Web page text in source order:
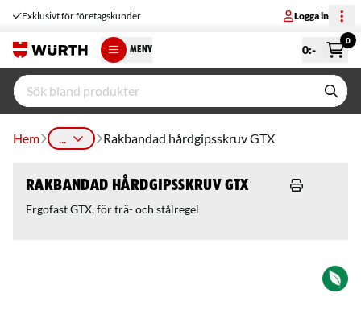
Exklusivt för företagskunder Logga in
MENY 0:-
0
Hem ... Rakbandad hårdgipsskruv GTX
Rakbandad hårdgipsskruv GTX
Ergofast GTX, för trä- och stålregel